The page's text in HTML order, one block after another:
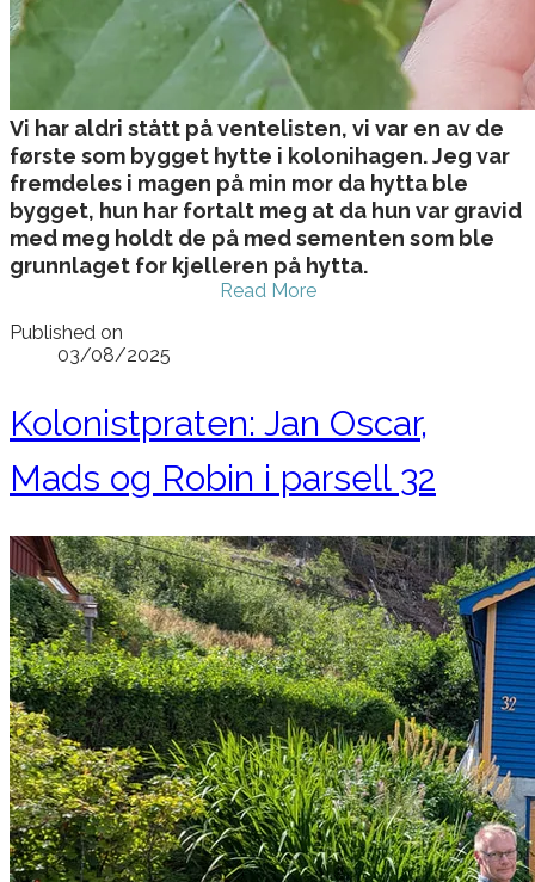
Vi har aldri stått på ventelisten, vi var en av de
første som bygget hytte i kolonihagen. Jeg var
fremdeles i magen på min mor da hytta ble
bygget, hun har fortalt meg at da hun var gravid
med meg holdt de på med sementen som ble
grunnlaget for kjelleren på hytta.
Read More
Published on
03/08/2025
Kolonistpraten: Jan Oscar,
Mads og Robin i parsell 32